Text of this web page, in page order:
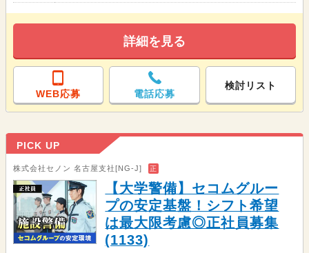
詳細を見る
WEB応募 電話応募
検討リスト
PICK UP
株式会社セノン 名古屋支社[NG-J] 正
【大学警備】セコムグルー
プの安定基盤！シフト希望
は最大限考慮◎正社員募集
(1133)